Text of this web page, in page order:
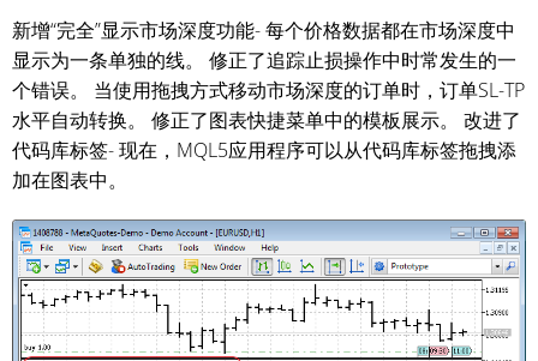
新增“完全”显示市场深度功能- 每个价格数据都在市场深度中
显示为一条单独的线。 修正了追踪止损操作中时常发生的一
个错误。 当使用拖拽方式移动市场深度的订单时，订单SL-TP
水平自动转换。 修正了图表快捷菜单中的模板展示。 改进了
代码库标签- 现在，MQL5应用程序可以从代码库标签拖拽添
加在图表中。